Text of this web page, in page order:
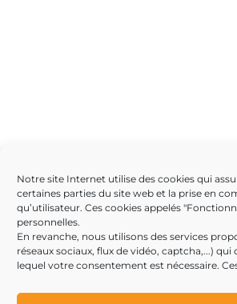
Notre site Internet utilise des cookies qui
certaines parties du site web et la prise en
qu’utilisateur. Ces cookies appelés
personnelles.
En revanche, nous utilisons des services
réseaux sociaux, flux de vidéo, captcha,...)
lequel votre consentement est nécessaire.